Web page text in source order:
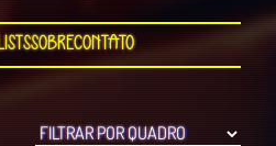
SobreContato